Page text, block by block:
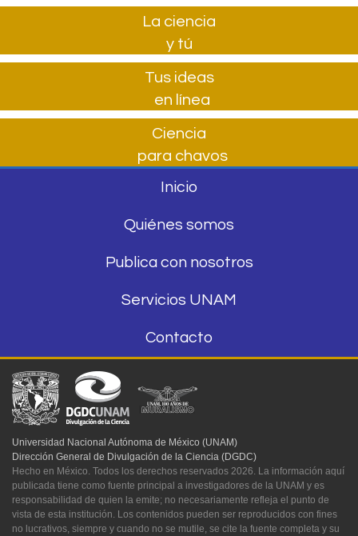
La ciencia
y tú
Tus ideas
en línea
Ciencia
para chavos
Inicio
Quiénes somos
Publica con nosotros
Servicios UNAM
Contacto
Universidad Nacional Autónoma de México (UNAM)
Dirección General de Divulgación de la Ciencia (DGDC)
Hecho en México. Todos los derechos reservados 2026. La información aquí
publicada tiene como fuente principal a investigadores de la UNAM y es
responsabilidad de quien la emite; no necesariamente refleja el punto de
vista de esta institución. Los contenidos pueden ser reproducidos con fines
no lucrativos, siempre y cuando no se mutile, se cite la fuente completa y su